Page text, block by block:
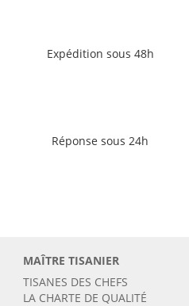
Expédition sous 48h
Réponse sous 24h
MAÎTRE TISANIER
TISANES DES CHEFS
LA CHARTE DE QUALITÉ